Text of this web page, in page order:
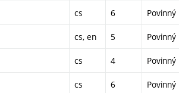
cs 6 Povinný
cs, en 5 Povinný
cs 4 Povinný
cs 6 Povinný